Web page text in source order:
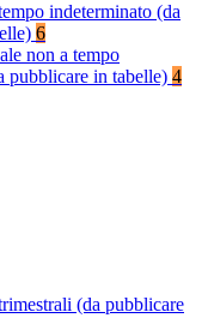
indeterminato (da
6
non a tempo
pubblicare in tabelle) 4
(da pubblicare